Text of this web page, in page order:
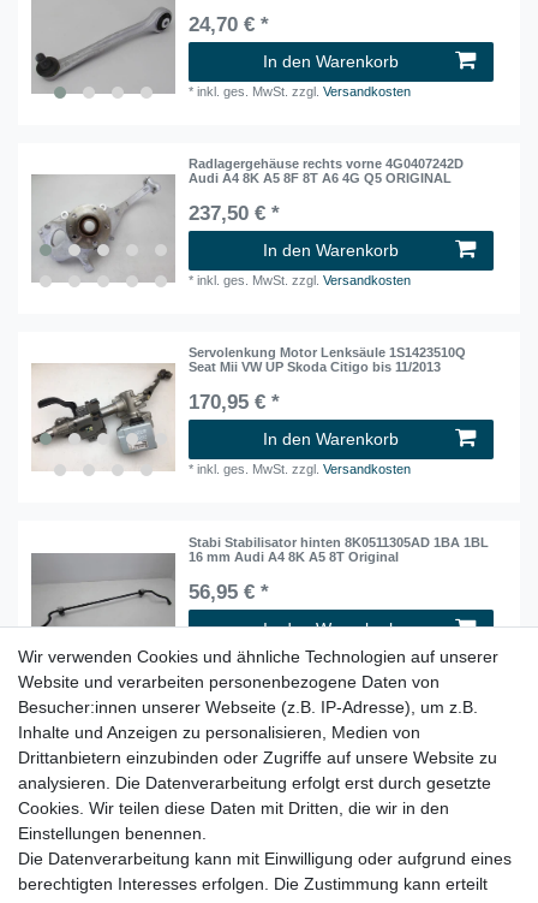
24,70 € *
In den Warenkorb
*inkl. ges. MwSt. zzgl.Versandkosten
Radlagergehäuse rechts vorne 4G0407242D
Audi A4 8K A5 8F 8T A6 4G Q5 ORIGINAL
237,50 € *
In den Warenkorb
*inkl. ges. MwSt. zzgl.Versandkosten
Servolenkung Motor Lenksäule 1S1423510Q
Seat Mii VW UP Skoda Citigo bis 11/2013
170,95 € *
In den Warenkorb
*inkl. ges. MwSt. zzgl.Versandkosten
Stabi Stabilisator hinten 8K0511305AD 1BA 1BL
16 mm Audi A4 8K A5 8T Original
56,95 € *
In den Warenkorb
*inkl. ges. MwSt.zzgl.Versandkosten
Stabi Stabilisator hinten 8K0511305AD 1BA 1BL
16 mm Audi A4 B8 8K A5 8T ORIGINAL
52,95 € *
In den Warenkorb
Wir verwenden Cookies und ähnliche Technologien auf unserer
Website und verarbeiten personenbezogene Daten von
Besucher:innen unserer Webseite (z.B. IP-Adresse), um z.B.
Inhalte und Anzeigen zu personalisieren, Medien von
Drittanbietern einzubinden oder Zugriffe auf unsere Website zu
analysieren. Die Datenverarbeitung erfolgt erst durch gesetzte
Cookies. Wir teilen diese Daten mit Dritten, die wir in den
Einstellungen benennen.
Die Datenverarbeitung kann mit Einwilligung oder aufgrund eines
berechtigten Interesses erfolgen. Die Zustimmung kann erteilt